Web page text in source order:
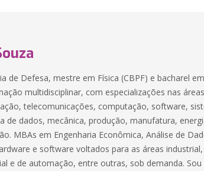
de Defesa, mestre em Física (CBPF) e bacharel
multidisciplinar, com especializações nas
telecomunicações, computação, software,
de dados, mecânica, produção, manufatura,
MBAs em Engenharia Econômica, Análise de
e software voltados para as áreas
e de automação, entre outras, sob demanda.